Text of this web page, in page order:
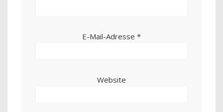
E-Mail-Adresse *
Website